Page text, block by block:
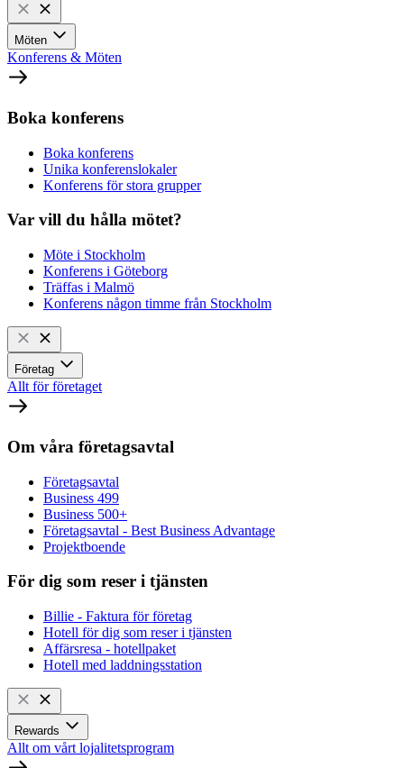
Möten
Konferens & Möten
Boka konferens
Boka konferens
Unika konferenslokaler
Konferens för stora grupper
Var vill du hålla mötet?
Möte i Stockholm
Konferens i Göteborg
Träffas i Malmö
Konferens någon timme från Stockholm
Företag
Allt för företaget
Om våra företagsavtal
Företagsavtal
Business 499
Business 500+
Företagsavtal - Best Business Advantage
Projektboende
För dig som reser i tjänsten
Billie - Faktura för företag
Hotell för dig som reser i tjänsten
Affärsresa - hotellpaket
Hotell med laddningsstation
Rewards
Allt om vårt lojalitetsprogram